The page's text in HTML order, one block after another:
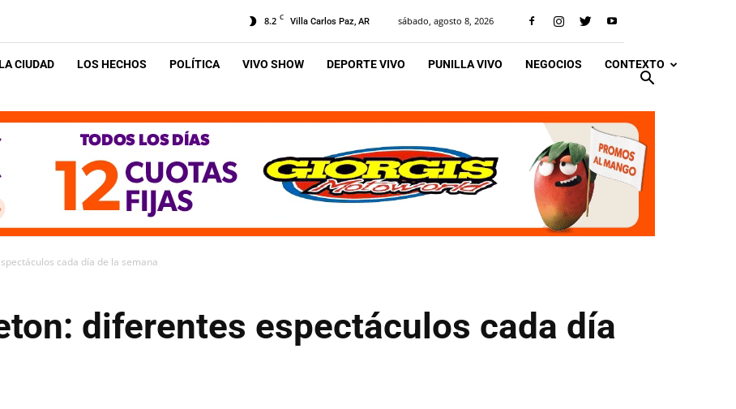
8.2 C Villa Carlos Paz, AR sábado, agosto 8, 2026
CIUDAD LOS HECHOS POLÍTICA VIVO SHOW DEPORTE VIVO PUNILLA VIVO NEGOCIOS CONTEXTO
cada día de la semana
diferentes espectáculos cada día